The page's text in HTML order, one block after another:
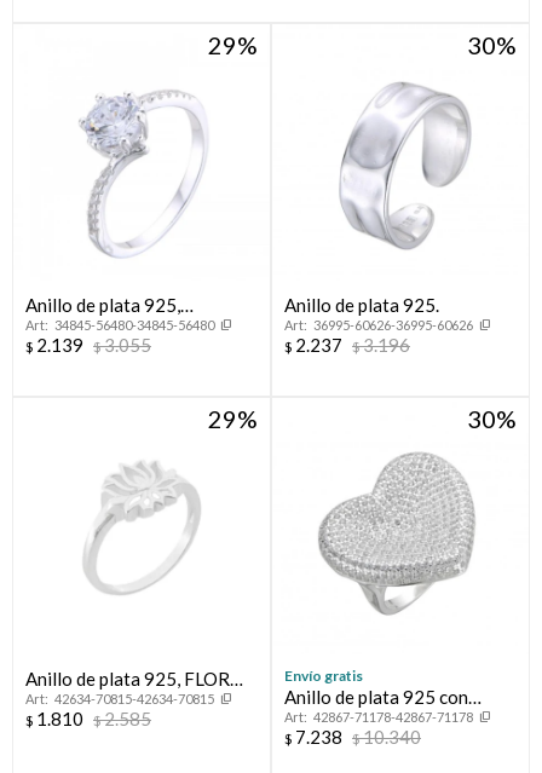
29
Anillo de plata 925,
CINTILLO.
34845-56480-34845-56480
$ 2.139 $3.055
30
Anillo de plata 925.
36995-60626-36995-60626
$ 2.237 $3.196
29
Anillo de plata 925, FLOR
DE LOTO.
42634-70815-42634-70815
$ 1.810 $2.585
30
Envío gratis
Anillo de plata 925 con
circonias, CORAZON.
42867-71178-42867-71178
$ 7.238 $10.340